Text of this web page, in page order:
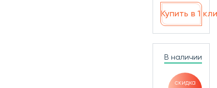
Купить в 1
В наличии
скидка